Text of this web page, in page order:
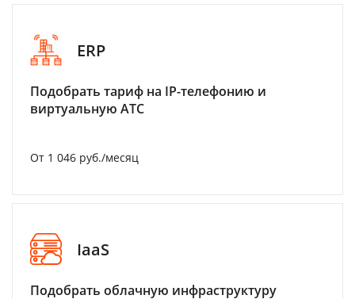
ERP
Подобрать тариф на IP-телефонию и
виртуальную АТС
От 1 046 руб./месяц
IaaS
Подобрать облачную инфраструктуру